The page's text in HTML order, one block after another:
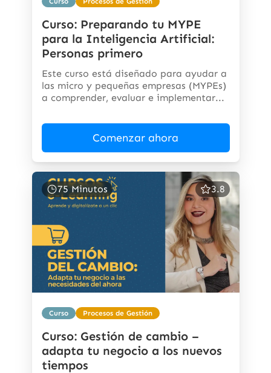
Curso: Preparando tu MYPE
para la Inteligencia Artificial:
Personas primero
Este curso está diseñado para ayudar a
las micro y pequeñas empresas (MYPEs)
a comprender, evaluar e implementar...
Comenzar ahora
75 Minutos 3.8
Curso Procesos de Gestión
Curso: Gestión de cambio –
adapta tu negocio a los nuevos
tiempos